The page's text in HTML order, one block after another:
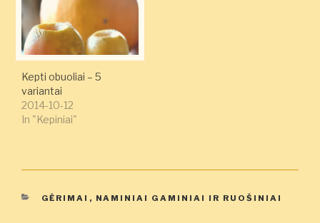
Kepti obuoliai – 5
variantai
2014-10-12
In "Kepiniai"
KATEGORIJOS
GĖRIMAI , NAMINIAI GAMINIAI IR RUOŠINIAI